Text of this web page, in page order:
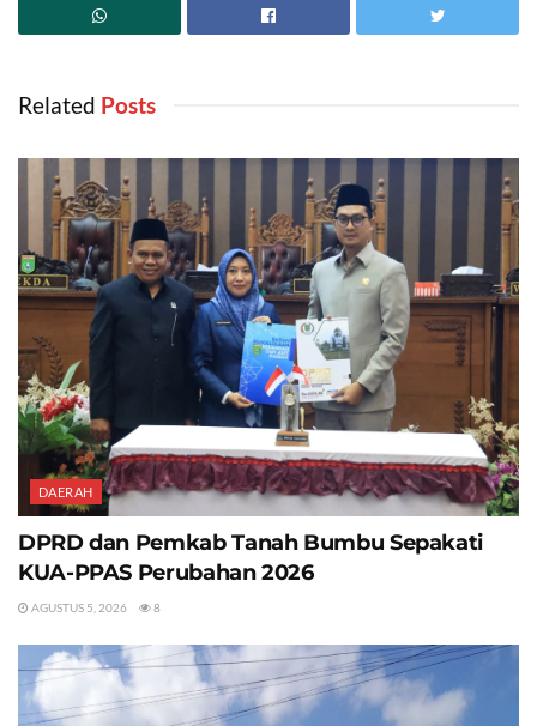
Related ‎ Posts
DAERAH
DPRD dan Pemkab Tanah Bumbu Sepakati
KUA-PPAS Perubahan 2026
AGUSTUS 5, 2026 8